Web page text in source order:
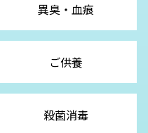
異臭・血痕
ご供養
殺菌消毒